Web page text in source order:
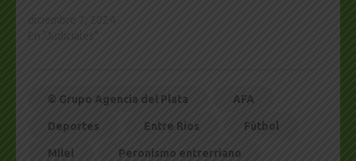
© Grupo Agencia del Plata AFA
Deportes Entre Ríos Fútbol
Milei Peronismo entrerriano